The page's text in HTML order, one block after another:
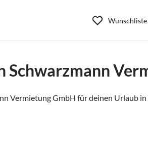
Wunschliste
Schwarzmann
Vermietung GmbH für deinen Urlaub in